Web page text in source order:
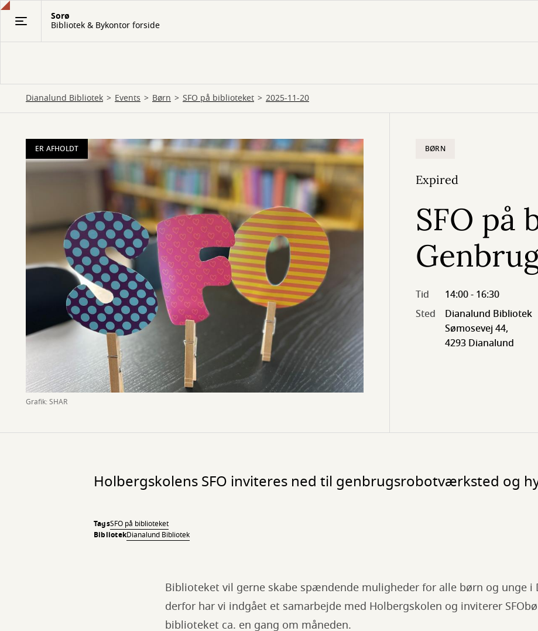
Gå
Sorø
Bibliotek & Bykontor forside
Dianalund Bibliotek Events Børn SFO på biblioteket 2025-11-20
ER AFHOLDT
Grafik: SHAR
BØRN
Expired
SFO på
Tid
14:00 - 16:30
Sted
Dianalund Bibliotek
Sømosevej 44,
4293 Dianalund
Holbergskolens SFO inviteres ned til genbrugsrobotværksted og
TagsSFO på biblioteket
BibliotekDianalund Bibliotek
Biblioteket vil gerne skabe spændende muligheder for alle børn og unge i
derfor har vi indgået et samarbejde med Holbergskolen og inviterer
biblioteket ca. en gang om måneden.